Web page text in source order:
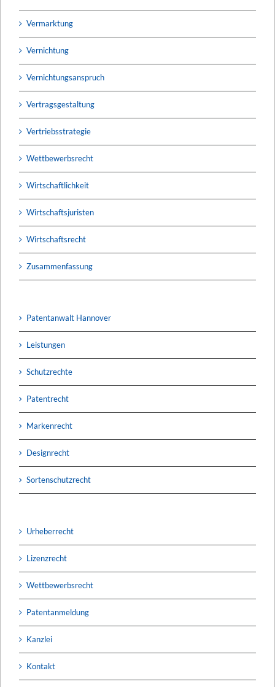
Vermarktung
Vernichtung
Vernichtungsanspruch
Vertragsgestaltung
Vertriebsstrategie
Wettbewerbsrecht
Wirtschaftlichkeit
Wirtschaftsjuristen
Wirtschaftsrecht
Zusammenfassung
Patentanwalt Hannover
Leistungen
Schutzrechte
Patentrecht
Markenrecht
Designrecht
Sortenschutzrecht
Urheberrecht
Lizenzrecht
Wettbewerbsrecht
Patentanmeldung
Kanzlei
Kontakt